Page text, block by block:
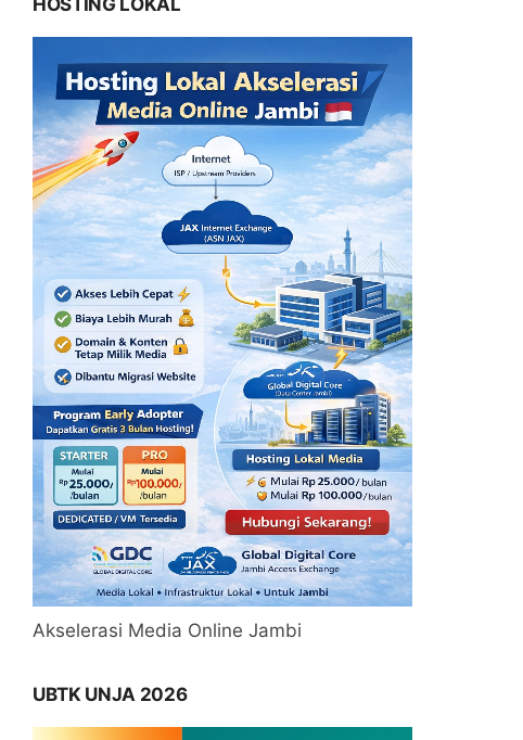
Akselerasi Media Online Jambi
UBTK UNJA 2026